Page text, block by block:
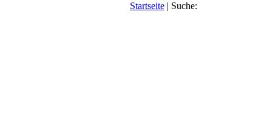
Startseite | Suche: